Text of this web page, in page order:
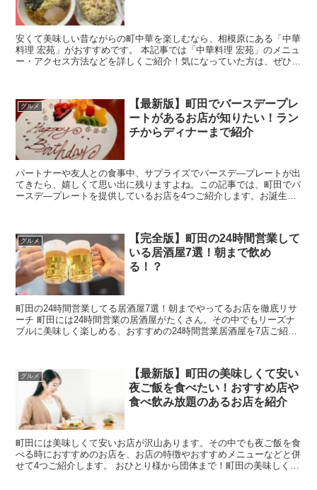
安くて美味しい昔ながらの町中華を楽しむなら、相模原にある「中華
料理 宏苑」がおすすめです。 本記事では「中華料理 宏苑」のメニュ
ー・アクセス方法などを詳しくご紹介！気になっていた方は、ぜひチ
グルメ
【最新版】町田でバースデープレ
ートがあるお店が知りたい！ラン
チからディナーまで紹介
パートナーや友人との食事中、サプライズでバースデ―プレートが出
てきたら、嬉しくて思い出に残りますよね。この記事では、町田でバ
ースデ―プレートを提供しているお店を4つご紹介します。お誕生日
グルメ
【完全版】町田の24時間営業して
いる居酒屋7選！朝まで飲め
る！？
町田の24時間営業してる居酒屋7選！朝までやってるお店を徹底リサ
ーチ 町田には24時間営業の居酒屋がたくさん。その中でもリーズナ
ブルに美味しく楽しめる、おすすめの24時間営業居酒屋を7店ご紹介
グルメ
【最新版】町田の美味しくて安い
夜ご飯を食べたい！おすすめ店や
食べ飲み放題のあるお店を紹介
町田には美味しくて安いお店が沢山あります。その中でも夜ご飯を食
べる時におすすめのお店を、お店の特徴やおすすめメニューなどと併
せて4つご紹介します。 おひとり様から団体まで！町田の美味しくて